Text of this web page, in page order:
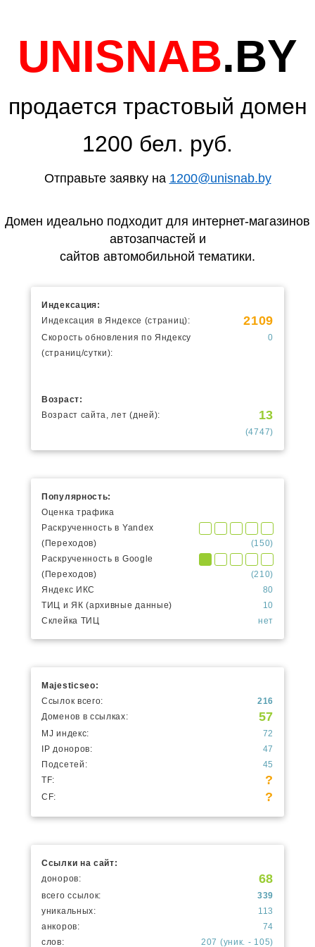
UNISNAB.BY
продается трастовый домен
1200 бел. руб.
Отправьте заявку на 1200@unisnab.by
Домен идеально подходит для интернет-магазинов
автозапчастей и
сайтов автомобильной тематики.
Индексация:
Индексация в Яндексе (страниц):
2109
Скорость обновления по Яндексу
(страниц/сутки):
0
Возраст:
Возраст сайта, лет (дней):
13
(4747)
Популярность:
Оценка трафика
Раскрученность в Yandex
(Переходов)
(150)
Раскрученность в Google
(Переходов)
(210)
Яндекс ИКС
80
ТИЦ и ЯК (архивные данные)
10
Склейка ТИЦ
нет
Majesticseo:
Ссылок всего:
216
Доменов в ссылках:
57
MJ индекс:
72
IP доноров:
47
Подсетей:
45
TF:
?
CF: ?
Ссылки на сайт:
доноров:
68
всего ссылок:
339
уникальных:
113
анкоров:
74
слов:
207 (уник. - 105)